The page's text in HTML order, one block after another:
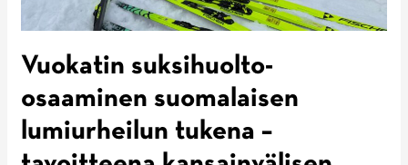
Vuokatin suksihuolto-
osaaminen suomalaisen
lumiurheilun tukena –